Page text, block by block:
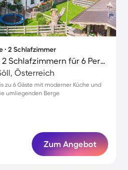
∙ 2 Schlafzimmer
Ferienwohnung mit 2 Schlafzimmern für 6 Personen
Österreich
zu 6 Gäste mit moderner Küche und
umliegenden Berge
Zum Angebot